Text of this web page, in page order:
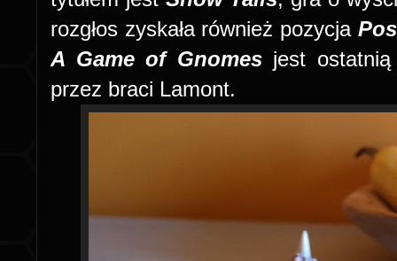
rozgłos zyskała również pozycja
A Game of Gnomesjest ostatnią
przez braci Lamont.